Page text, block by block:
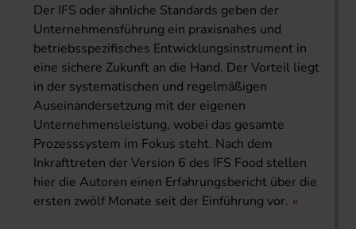
Der IFS oder ähnliche Standards geben der
Unternehmensführung ein praxisnahes und
betriebsspezifisches Entwicklungsinstrument in
eine sichere Zukunft an die Hand. Der Vorteil liegt
in der systematischen und regelmäßigen
Auseinandersetzung mit der eigenen
Unternehmensleistung, wobei das gesamte
Prozesssystem im Fokus steht. Nach dem
Inkrafttreten der Version 6 des IFS Food stellen
hier die Autoren einen Erfahrungsbericht über die
ersten zwölf Monate seit der Einführung vor.